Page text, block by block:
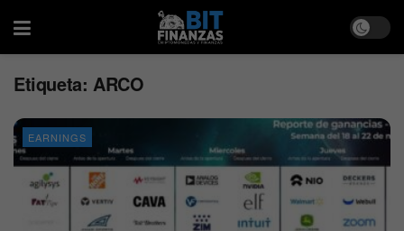
Etiqueta: ARCO
EARNINGS